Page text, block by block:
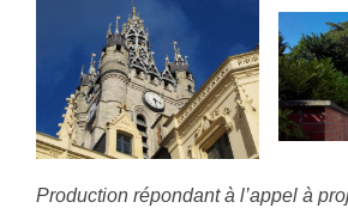
Production répondant à l’appel à